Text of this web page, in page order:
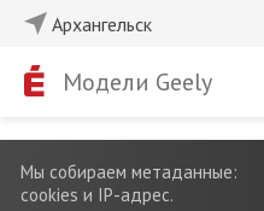
Архангельск
Модели Geely
Мы собираем метаданные:
cookies и IP-адрес.